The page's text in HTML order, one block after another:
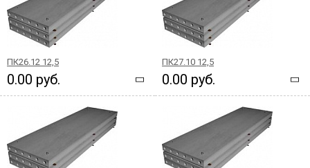
ПК26.12 12,5
0.00 руб.
ПК27.10 12,5
0.00 руб.